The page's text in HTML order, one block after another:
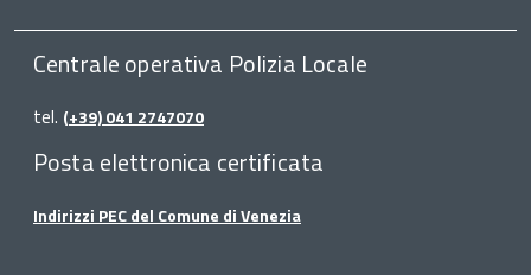
Centrale operativa Polizia Locale
tel. (+39) 041 2747070
Posta elettronica certificata
Indirizzi PEC del Comune di Venezia